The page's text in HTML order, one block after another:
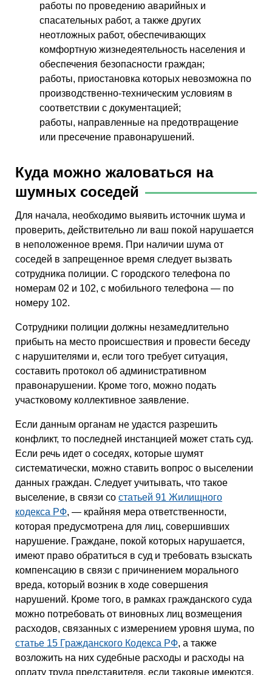
работы по проведению аварийных и
спасательных работ, а также других
неотложных работ, обеспечивающих
комфортную жизнедеятельность населения и
обеспечения безопасности граждан;
работы, приостановка которых невозможна по
производственно-техническим условиям в
соответствии с документацией;
работы, направленные на предотвращение
или пресечение правонарушений.
Куда можно жаловаться на
шумных соседей
Для начала, необходимо выявить источник шума и
проверить, действительно ли ваш покой нарушается
в неположенное время. При наличии шума от
соседей в запрещенное время следует вызвать
сотрудника полиции. С городского телефона по
номерам 02 и 102, с мобильного телефона — по
номеру 102.
Сотрудники полиции должны незамедлительно
прибыть на место происшествия и провести беседу
с нарушителями и, если того требует ситуация,
составить протокол об административном
правонарушении. Кроме того, можно подать
участковому коллективное заявление.
Если данным органам не удастся разрешить
конфликт, то последней инстанцией может стать суд.
Если речь идет о соседях, которые шумят
систематически, можно ставить вопрос о выселении
данных граждан. Следует учитывать, что такое
выселение, в связи со статьей 91 Жилищного
кодекса РФ, — крайняя мера ответственности,
которая предусмотрена для лиц, совершивших
нарушение. Граждане, покой которых нарушается,
имеют право обратиться в суд и требовать взыскать
компенсацию в связи с причинением морального
вреда, который возник в ходе совершения
нарушений. Кроме того, в рамках гражданского суда
можно потребовать от виновных лиц возмещения
расходов, связанных с измерением уровня шума, по
статье 15 Гражданского Кодекса РФ, а также
возложить на них судебные расходы и расходы на
оплату труда представителя, если таковые имеются.